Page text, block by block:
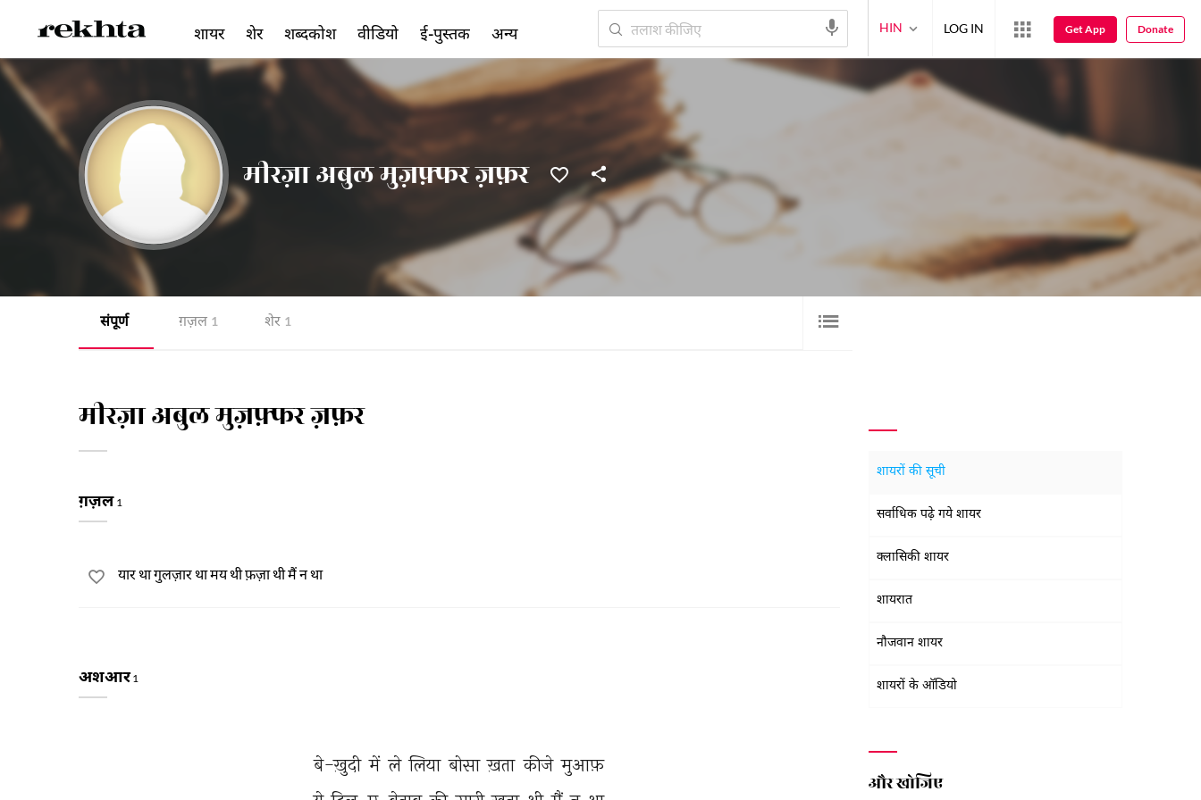
मीरज़ा अबुल मुज़फ़्फर ज़फ़र
संपूर्ण ग़ज़ल 1 शेर 1
मीरज़ा अबुल मुज़फ़्फर ज़फ़र
ग़ज़ल 1
यार था गुलज़ार था मय थी फ़ज़ा थी मैं न था
अशआर1
बे-ख़ुदी में ले लिया बोसा ख़ता कीजे मुआफ़
शायरों की सूची
सर्वाधिक पढ़े गये शायर
क्लासिकी शायर
शायरात
नौजवान शायर
शायरों के ऑडियो
और खोजिए
शायर शेर शब्दकोश वीडियो ई-पुस्तक अन्य HIN LOG IN Get App Donate